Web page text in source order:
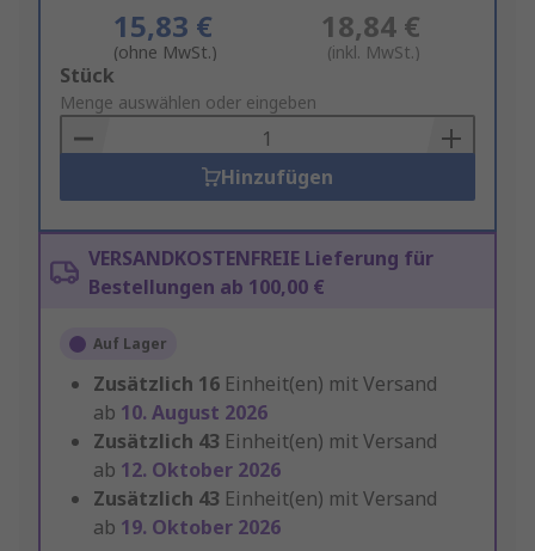
15,83 €
(ohne MwSt.)
18,84 €
(inkl. MwSt.)
Add
to
Basket
Stück
Menge auswählen oder eingeben
Hinzufügen
VERSANDKOSTENFREIE Lieferung für
Bestellungen ab 100,00 €
Auf Lager
Zusätzlich 16 Einheit(en) mit Versand
ab 10. August 2026
Zusätzlich 43 Einheit(en) mit Versand
ab 12. Oktober 2026
Zusätzlich 43 Einheit(en) mit Versand
ab 19. Oktober 2026